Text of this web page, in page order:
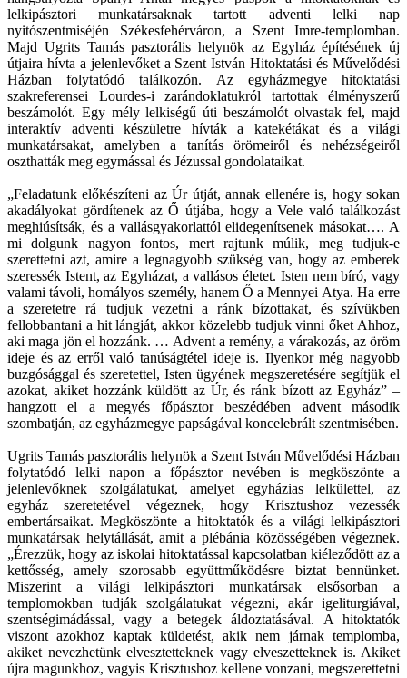
lelkipásztori munkatársaknak tartott adventi lelki nap
nyitószentmiséjén Székesfehérváron, a Szent Imre-templomban.
Majd Ugrits Tamás pasztorális helynök az Egyház építésének új
útjaira hívta a jelenlevőket a Szent István Hitoktatási és Művelődési
Házban folytatódó találkozón. Az egyházmegye hitoktatási
szakreferensei Lourdes-i zarándoklatukról tartottak élményszerű
beszámolót. Egy mély lelkiségű úti beszámolót olvastak fel, majd
interaktív adventi készületre hívták a katekétákat és a világi
munkatársakat, amelyben a tanítás örömeiről és nehézségeiről
oszthatták meg egymással és Jézussal gondolataikat.
„Feladatunk előkészíteni az Úr útját, annak ellenére is, hogy sokan
akadályokat gördítenek az Ő útjába, hogy a Vele való találkozást
meghiúsítsák, és a vallásgyakorlattól elidegenítsenek másokat…. A
mi dolgunk nagyon fontos, mert rajtunk múlik, meg tudjuk-e
szerettetni azt, amire a legnagyobb szükség van, hogy az emberek
szeressék Istent, az Egyházat, a vallásos életet. Isten nem bíró, vagy
valami távoli, homályos személy, hanem Ő a Mennyei Atya. Ha erre
a szeretetre rá tudjuk vezetni a ránk bízottakat, és szívükben
fellobbantani a hit lángját, akkor közelebb tudjuk vinni őket Ahhoz,
aki maga jön el hozzánk. … Advent a remény, a várakozás, az öröm
ideje és az erről való tanúságtétel ideje is. Ilyenkor még nagyobb
buzgósággal és szeretettel, Isten ügyének megszeretésére segítjük el
azokat, akiket hozzánk küldött az Úr, és ránk bízott az Egyház” –
hangzott el a megyés főpásztor beszédében advent második
szombatján, az egyházmegye papságával koncelebrált szentmisében.
Ugrits Tamás pasztorális helynök a Szent István Művelődési Házban
folytatódó lelki napon a főpásztor nevében is megköszönte a
jelenlevőknek szolgálatukat, amelyet egyházias lelkülettel, az
egyház szeretetével végeznek, hogy Krisztushoz vezessék
embertársaikat. Megköszönte a hitoktatók és a világi lelkipásztori
munkatársak helytállását, amit a plébánia közösségében végeznek.
„Érezzük, hogy az iskolai hitoktatással kapcsolatban kiéleződött az a
kettősség, amely szorosabb együttműködésre biztat bennünket.
Miszerint a világi lelkipásztori munkatársak elsősorban a
templomokban tudják szolgálatukat végezni, akár igeliturgiával,
szentségimádással, vagy a betegek áldoztatásával. A hitoktatók
viszont azokhoz kaptak küldetést, akik nem járnak templomba,
akiket nevezhetünk elvesztetteknek vagy elveszetteknek is. Akiket
újra magunkhoz, vagyis Krisztushoz kellene vonzani, megszerettetni